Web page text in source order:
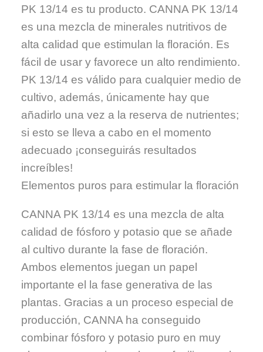
PK 13/14 es tu producto. CANNA PK 13/14
es una mezcla de minerales nutritivos de
alta calidad que estimulan la floración. Es
fácil de usar y favorece un alto rendimiento.
PK 13/14 es válido para cualquier medio de
cultivo, además, únicamente hay que
añadirlo una vez a la reserva de nutrientes;
si esto se lleva a cabo en el momento
adecuado ¡conseguirás resultados
increíbles!
Elementos puros para estimular la floración
CANNA PK 13/14 es una mezcla de alta
calidad de fósforo y potasio que se añade
al cultivo durante la fase de floración.
Ambos elementos juegan un papel
importante el la fase generativa de las
plantas. Gracias a un proceso especial de
producción, CANNA ha conseguido
combinar fósforo y potasio puro en muy